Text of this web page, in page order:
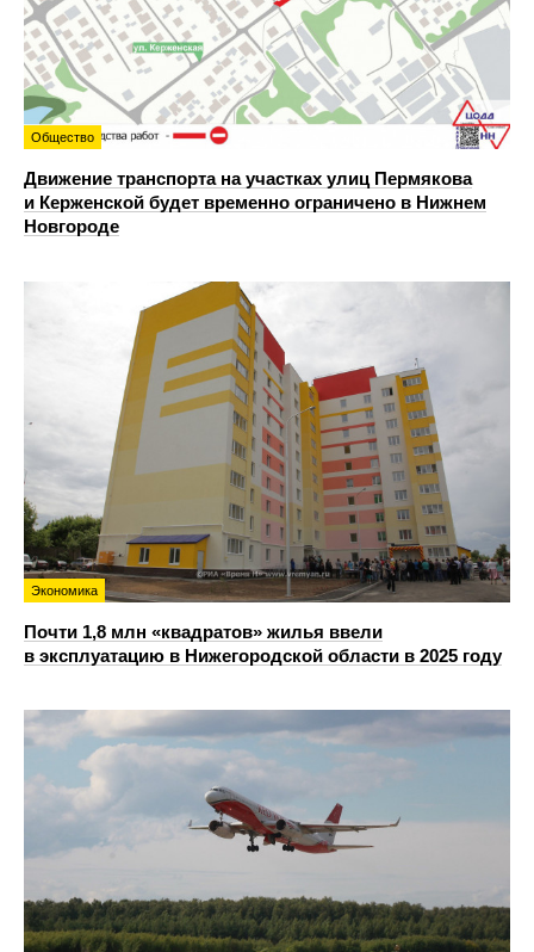
Общество
Движение транспорта на участках улиц Пермякова
и Керженской будет временно ограничено в Нижнем
Новгороде
Экономика
Почти 1,8 млн «квадратов» жилья ввели
в эксплуатацию в Нижегородской области в 2025 году